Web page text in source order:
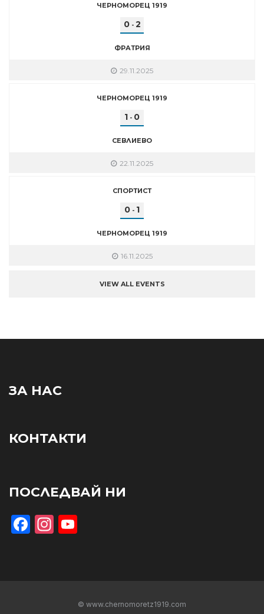
ЧЕРНОМОРЕЦ 1919
0- 2
ФРАТРИЯ
29.11.2025
ЧЕРНОМОРЕЦ 1919
1 - 0
СЕВЛИЕВО
22.11.2025
СПОРТИСТ
0 - 1
ЧЕРНОМОРЕЦ 1919
16.11.2025
VIEW ALL EVENTS
ЗА НАС
КОНТАКТИ
ПОСЛЕДВАЙ НИ
Facebook
Instagram
© www.chernomoretz1919.com